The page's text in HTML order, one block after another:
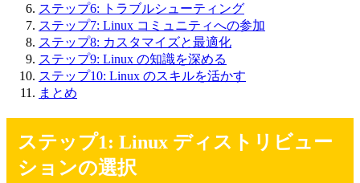
ステップ6: トラブルシューティング
ステップ7: Linux コミュニティへの参加
ステップ8: カスタマイズと最適化
ステップ9: Linux の知識を深める
ステップ10: Linux のスキルを活かす
まとめ
ステップ1: Linux ディストリビュー
ションの選択